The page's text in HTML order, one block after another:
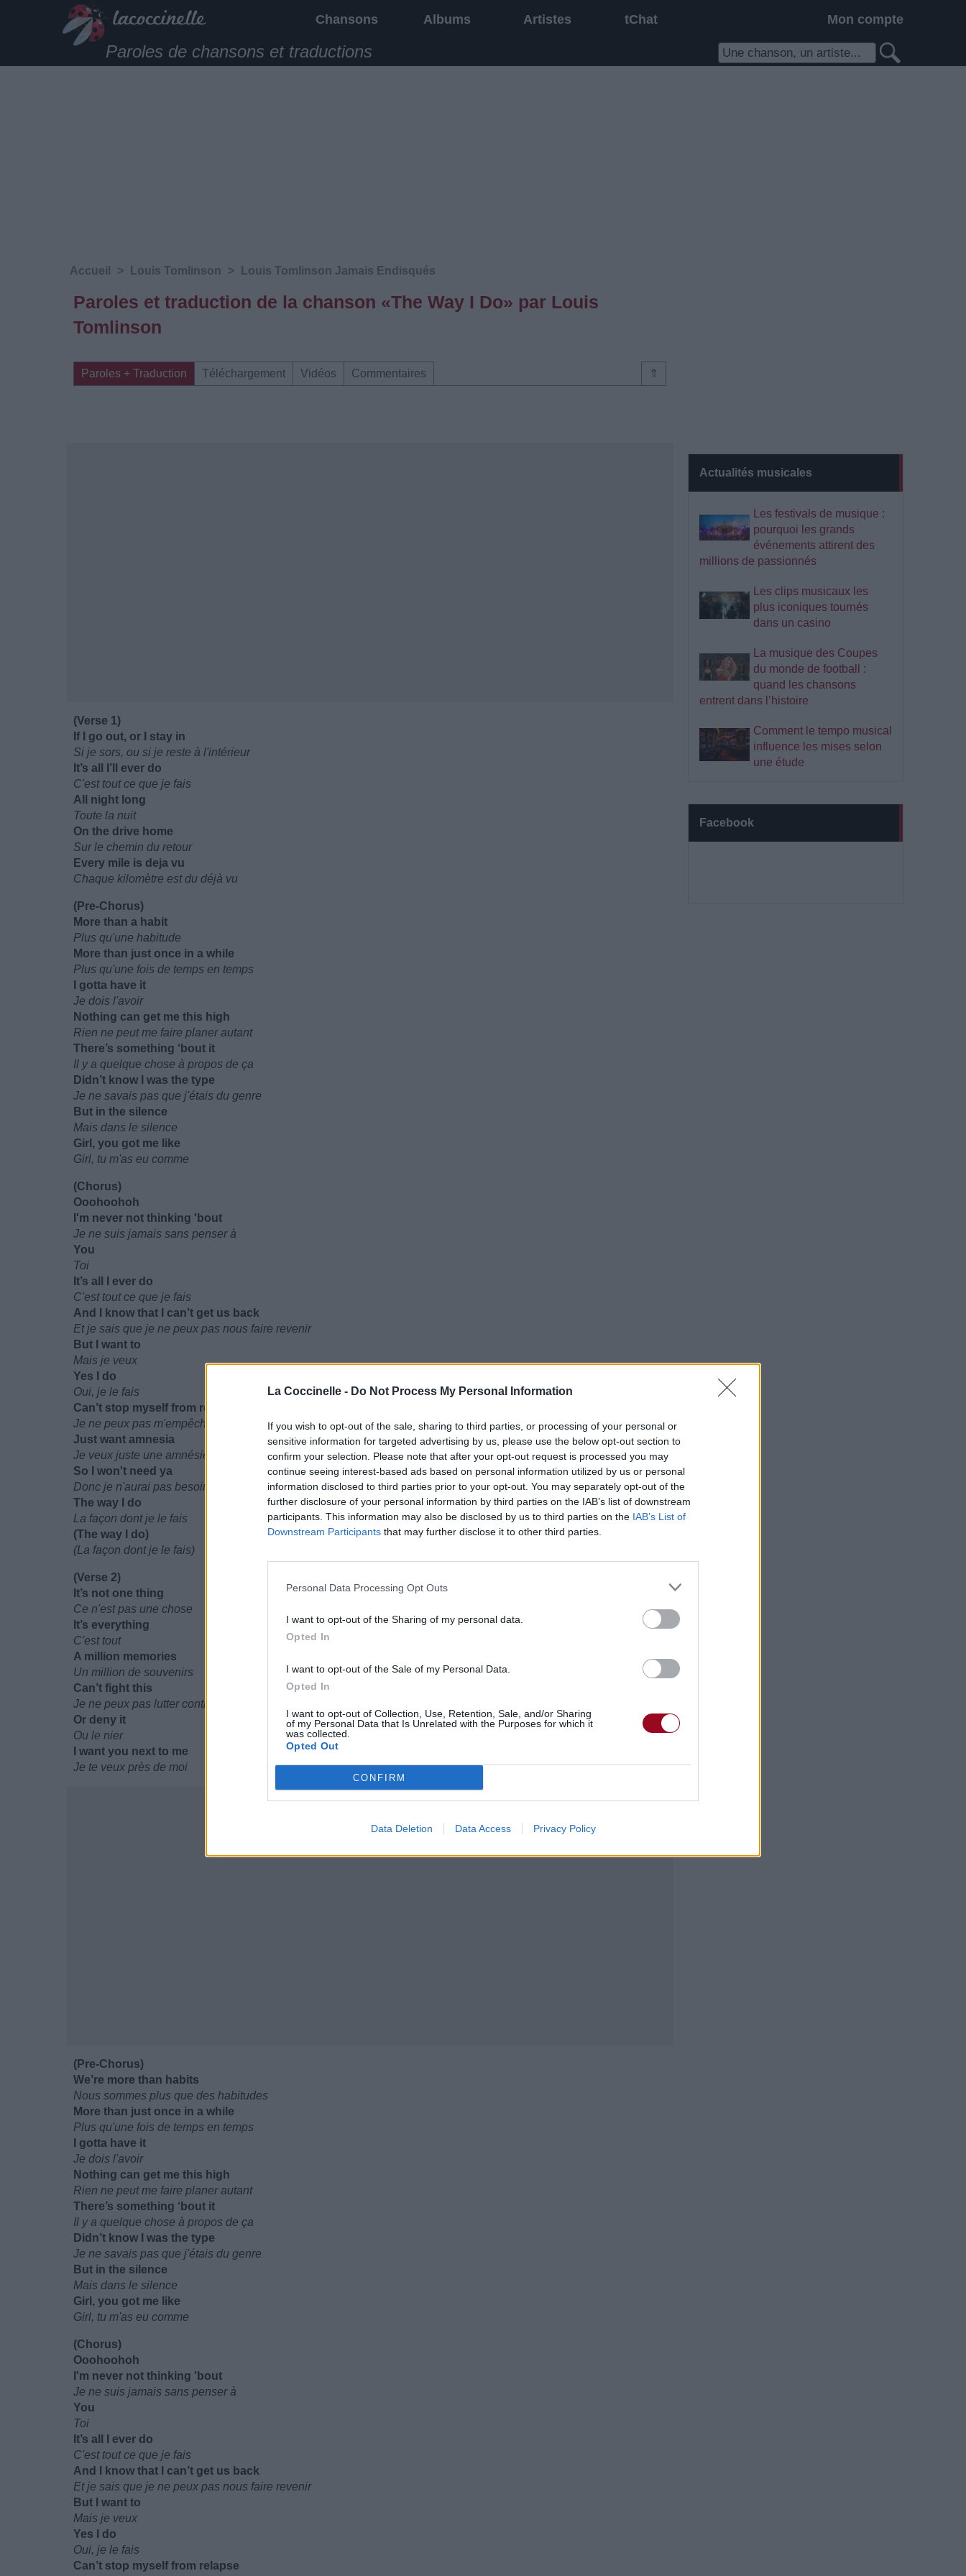
La Coccinelle - Do Not Process My Personal Information
If you wish to opt-out of the sale, sharing to third parties, or processing of your personal or
sensitive information for targeted advertising by us, please use the below opt-out section to
confirm your selection. Please note that after your opt-out request is processed you may
continue seeing interest-based ads based on personal information utilized by us or personal
information disclosed to third parties prior to your opt-out. You may separately opt-out of the
further disclosure of your personal information by third parties on the IAB’s list of downstream
participants. This information may also be disclosed by us to third parties on the IAB’s List of
Downstream Participants that may further disclose it to other third parties.
Personal Data Processing Opt Outs
I want to opt-out of the Sharing of my personal data.
Opted In
I want to opt-out of the Sale of my Personal Data.
Opted In
I want to opt-out of Collection, Use, Retention, Sale, and/or Sharing
of my Personal Data that Is Unrelated with the Purposes for which it
was collected.
Opted Out
CONFIRM
Data Deletion Data Access Privacy Policy
Chansons Albums Artistes tChat Mon compte
Paroles de chansons et traductions
Actualités musicales
Les festivals de musique :
pourquoi les grands
événements attirent des
millions de passionnés
Les clips musicaux les
plus iconiques tournés
dans un casino
La musique des Coupes
du monde de football :
quand les chansons
entrent dans l’histoire
Comment le tempo musical
influence les mises selon
une étude
Facebook
Accueil > Louis Tomlinson > Louis Tomlinson Jamais Endisqués
Paroles et traduction de la chanson «The Way I Do» par Louis
Tomlinson
⇑
Paroles + Traduction Téléchargement Vidéos Commentaires
(Verse 1)
If I go out, or I stay in
Si je sors, ou si je reste à l'intérieur
It’s all I’ll ever do
C'est tout ce que je fais
All night long
Toute la nuit
On the drive home
Sur le chemin du retour
Every mile is deja vu
Chaque kilomètre est du déjà vu
(Pre-Chorus)
More than a habit
Plus qu'une habitude
More than just once in a while
Plus qu'une fois de temps en temps
I gotta have it
Je dois l'avoir
Nothing can get me this high
Rien ne peut me faire planer autant
There’s something ‘bout it
Il y a quelque chose à propos de ça
Didn’t know I was the type
Je ne savais pas que j'étais du genre
But in the silence
Mais dans le silence
Girl, you got me like
Girl, tu m'as eu comme
(Chorus)
Ooohoohoh
I'm never not thinking 'bout
Je ne suis jamais sans penser à
You
Toi
It’s all I ever do
C'est tout ce que je fais
And I know that I can’t get us back
Et je sais que je ne peux pas nous faire revenir
But I want to
Mais je veux
Yes I do
Oui, je le fais
Can’t stop myself from relapse
Je ne peux pas m'empêcher de rechuter
Just want amnesia
Je veux juste une amnésie
So I won't need ya
Donc je n'aurai pas besoin de toi
The way I do
La façon dont je le fais
(The way I do)
(La façon dont je le fais)
(Verse 2)
It’s not one thing
Ce n'est pas une chose
It’s everything
C'est tout
A million memories
Un million de souvenirs
Can’t fight this
Je ne peux pas lutter contre ça
Or deny it
Ou le nier
I want you next to me
Je te veux près de moi
(Pre-Chorus)
We’re more than habits
Nous sommes plus que des habitudes
More than just once in a while
Plus qu'une fois de temps en temps
I gotta have it
Je dois l'avoir
Nothing can get me this high
Rien ne peut me faire planer autant
There’s something ‘bout it
Il y a quelque chose à propos de ça
Didn’t know I was the type
Je ne savais pas que j'étais du genre
But in the silence
Mais dans le silence
Girl, you got me like
Girl, tu m'as eu comme
(Chorus)
Ooohoohoh
I'm never not thinking 'bout
Je ne suis jamais sans penser à
You
Toi
It’s all I ever do
C'est tout ce que je fais
And I know that I can’t get us back
Et je sais que je ne peux pas nous faire revenir
But I want to
Mais je veux
Yes I do
Oui, je le fais
Can’t stop myself from relapse